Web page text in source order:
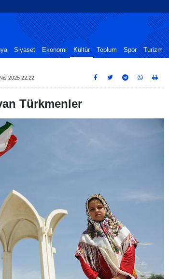
Siyaset Ekonomi Kültür Toplum Spor Turizm
2025 22:22
Türkmenler